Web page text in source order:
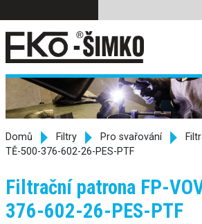
Domů Filtry Pro svařování
TĚ-500-376-602-26-PES-PTF
Filtrační patrona FP-
376-602-26-PES-PTF